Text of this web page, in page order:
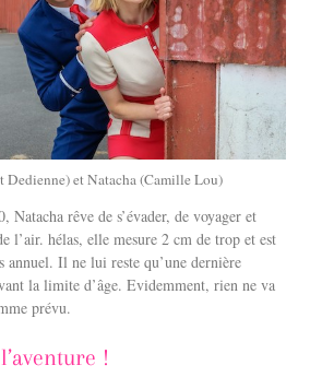
Dedienne) et Natacha (Camille Lou)
Natacha rêve de s’évader, de voyager et
l’air. hélas, elle mesure 2 cm de trop et est
annuel. Il ne lui reste qu’une dernière
la limite d’âge. Evidemment, rien ne va
prévu.
!